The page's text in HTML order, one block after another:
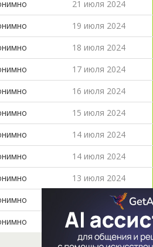
21 июля 2024
19 июля 2024
18 июля 2024
17 июля 2024
16 июля 2024
15 июля 2024
14 июля 2024
14 июля 2024
13 июля 2024
12 июля 2024
11 июля 2024